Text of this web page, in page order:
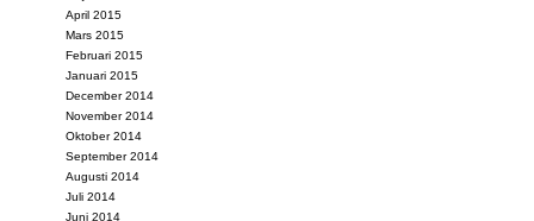
April 2015
Mars 2015
Februari 2015
Januari 2015
December 2014
November 2014
Oktober 2014
September 2014
Augusti 2014
Juli 2014
Juni 2014